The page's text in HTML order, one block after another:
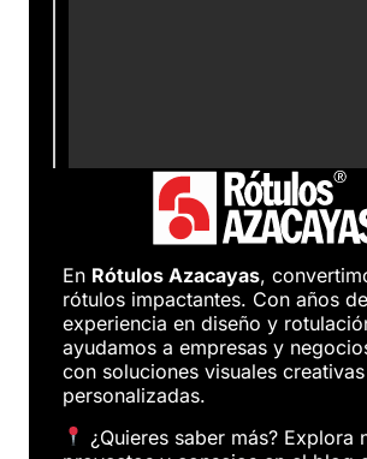
En Rótulos Azacayas,
rótulos impactantes. Con años de
experiencia en diseño y
ayudamos a empresas y
con soluciones visuales
personalizadas.
¿Quieres saber más? Explora